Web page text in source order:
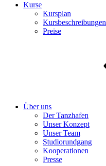
Kurse
Kursplan
Kursbeschreibungen
Preise
Über uns
Der Tanzhafen
Unser Konzept
Unser Team
Studiorundgang
Kooperationen
Presse